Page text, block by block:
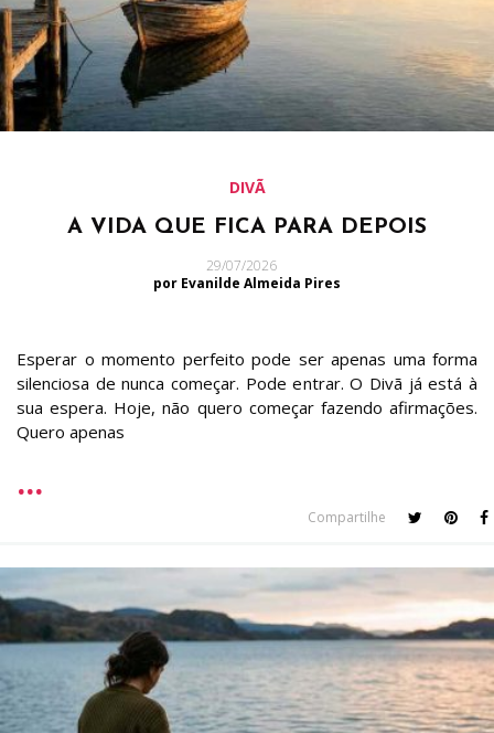
DIVÃ
A VIDA QUE FICA PARA DEPOIS
29/07/2026
por Evanilde Almeida Pires
Esperar o momento perfeito pode ser apenas uma forma
silenciosa de nunca começar. Pode entrar. O Divã já está à
sua espera. Hoje, não quero começar fazendo afirmações.
Quero apenas
Compartilhe